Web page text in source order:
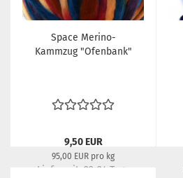
Space Merino-
Kammzug "Ofenbank"
9,50 EUR
95,00 EUR pro kg
Lieferzeit: 22-24 Tage